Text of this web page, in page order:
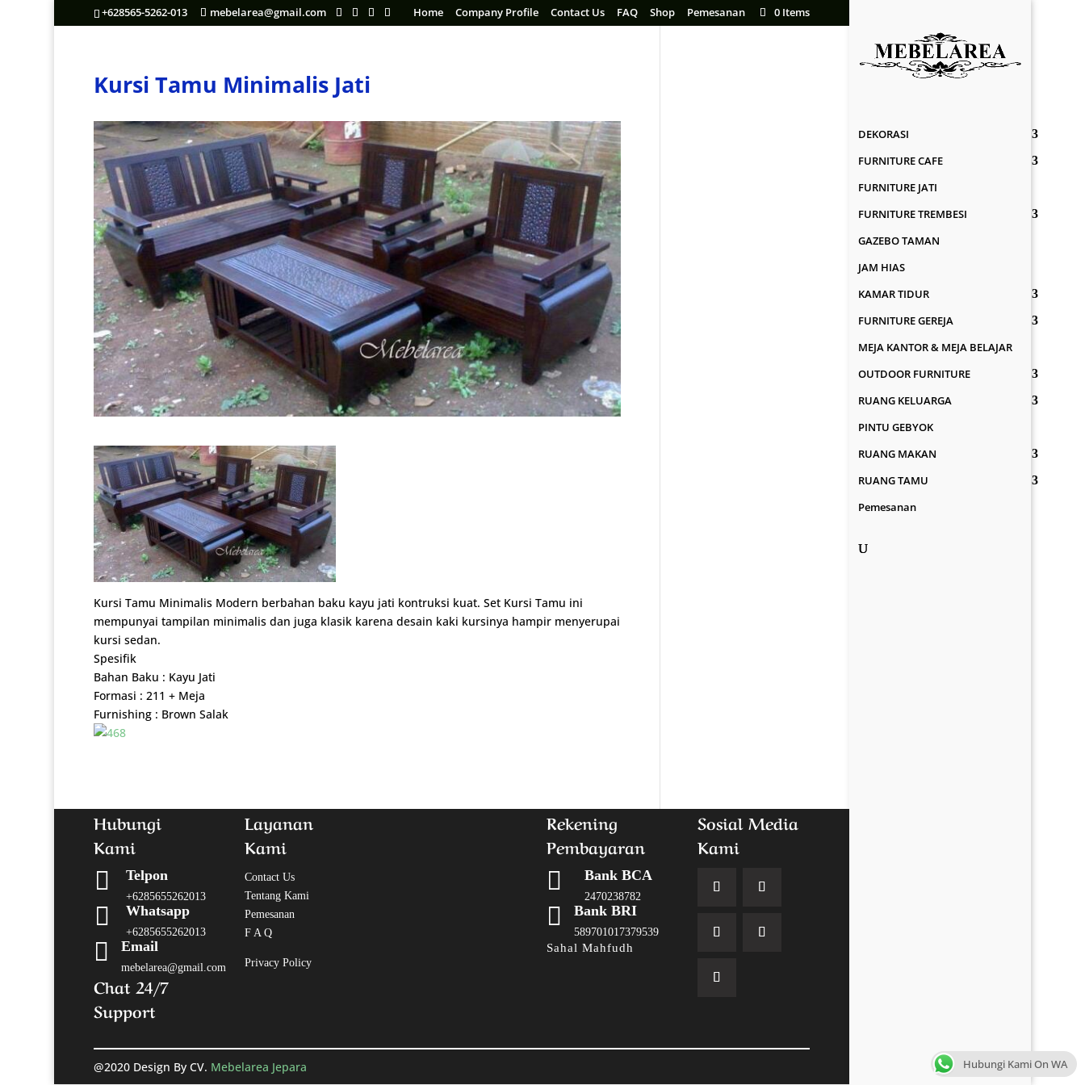
+628565-5262-013 mebelarea@gmail.com Home Company Profile Contact Us FAQ Shop Pemesanan 0 Items
DEKORASI
FURNITURE CAFE
FURNITURE JATI
FURNITURE TREMBESI
GAZEBO TAMAN
JAM HIAS
KAMAR TIDUR
FURNITURE GEREJA
MEJA KANTOR & MEJA BELAJAR
OUTDOOR FURNITURE
RUANG KELUARGA
PINTU GEBYOK
RUANG MAKAN
RUANG TAMU
Pemesanan
Kursi Tamu Minimalis Jati
Kursi Tamu Minimalis Modern berbahan baku kayu jati kontruksi kuat. Set Kursi Tamu ini
mempunyai tampilan minimalis dan juga klasik karena desain kaki kursinya hampir menyerupai
kursi sedan.
Spesifik
Bahan Baku : Kayu Jati
Formasi : 211 + Meja
Furnishing : Brown Salak
Hubungi
Kami
 Telpon
+6285655262013
 Whatsapp
+6285655262013
 Email
mebelarea@gmail.com
Chat 24/7
Support
Layanan
Kami
Contact Us
Tentang Kami
Pemesanan
F A Q
Privacy Policy
Rekening
Pembayaran
 Bank BCA
2470238782
 Bank BRI
589701017379539
Sahal Mahfudh
Sosial Media
Kami
@2020 Design By CV. Mebelarea Jepara Hubungi Kami On WA